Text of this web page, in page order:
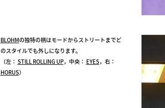
BLOHMの独特の柄はモードからストリートまでど
のスタイルでも外しになります。
（左： STILL ROLLING UP，中央： EYES，右：
HORUS）